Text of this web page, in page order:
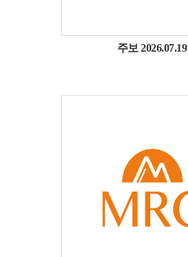
주보 2026.07.19